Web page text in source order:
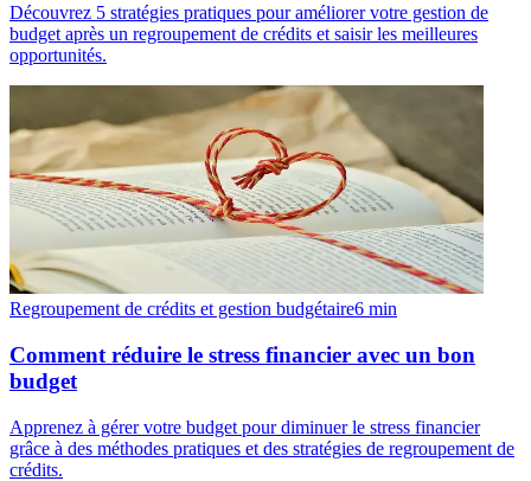
Découvrez 5 stratégies pratiques pour améliorer votre gestion de
budget après un regroupement de crédits et saisir les meilleures
opportunités.
Regroupement de crédits et gestion budgétaire6 min
Comment réduire le stress financier avec un bon
budget
Apprenez à gérer votre budget pour diminuer le stress financier
grâce à des méthodes pratiques et des stratégies de regroupement de
crédits.